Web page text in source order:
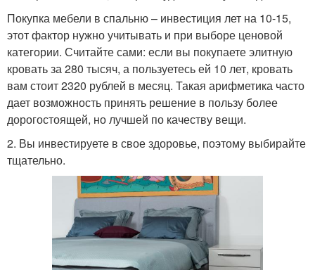
Покупка мебели в спальню – инвестиция лет на 10-15,
этот фактор нужно учитывать и при выборе ценовой
категории. Считайте сами: если вы покупаете элитную
кровать за 280 тысяч, а пользуетесь ей 10 лет, кровать
вам стоит 2320 рублей в месяц. Такая арифметика часто
дает возможность принять решение в пользу более
дорогостоящей, но лучшей по качеству вещи.
2. Вы инвестируете в свое здоровье, поэтому выбирайте
тщательно.